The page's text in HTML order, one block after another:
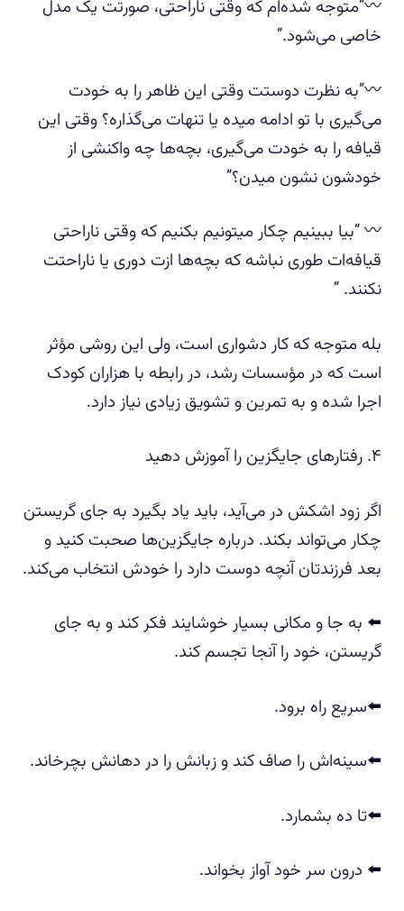
〰️”متوجه شده‌ام که وقتی ناراحتی، صورتت یک مدل
خاصی می‌شود.”
〰️”به نظرت دوستت وقتی این ظاهر را به خودت
می‌گیری با تو ادامه میده یا تنهات می‌گذاره؟ وقتی این
قیافه را به خودت می‌گیری، بچه‌ها چه واکنشی از
خودشون نشون میدن؟”
〰️ “بیا ببینیم چکار میتونیم بکنیم که وقتی ناراحتی
قیافه‌ات طوری نباشه که بچه‌ها ازت دوری یا ناراحتت
نکنند. “
بله متوجه که کار دشواری است، ولی این روشی مؤثر
است که در مؤسسات رشد، در رابطه با هزاران کودک
اجرا شده و به تمرین و تشویق زیادی نیاز دارد.
۴. رفتارهای جایگزین را آموزش دهید
اگر زود اشکش در می‌آید، باید یاد بگیرد به جای گریستن
چکار می‌تواند بکند. درباره جایگزین‌ها صحبت کنید و
بعد فرزندتان آنچه دوست دارد را خودش انتخاب می‌کند.
⬅️ به جا و مکانی بسیار خوشایند فکر کند و به جای
گریستن، خود را آنجا تجسم کند.
⬅️سریع راه برود.
⬅️سینه‌اش را صاف کند و زبانش را در دهانش بچرخاند.
⬅️تا ده بشمارد.
⬅️ درون سر خود آواز بخواند.